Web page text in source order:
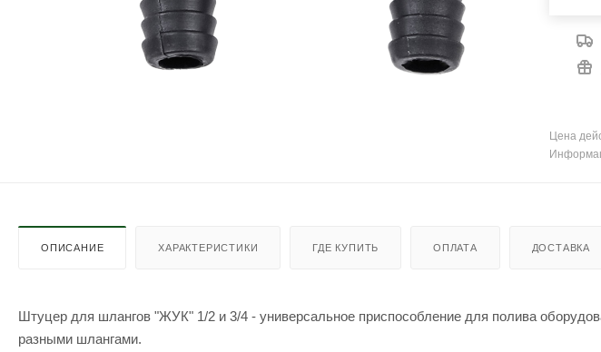
Цена
ОПИСАНИЕ ХАРАКТЕРИСТИКИ ГДЕ КУПИТЬ ОПЛАТА ДОСТАВКА
Штуцер для шлангов "ЖУК" 1/2 и 3/4 - универсальное приспособление для полива
разными шлангами.